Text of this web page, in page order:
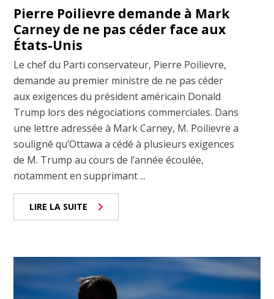
Pierre Poilievre demande à Mark
Carney de ne pas céder face aux
États-Unis
Le chef du Parti conservateur, Pierre Poilievre,
demande au premier ministre de ne pas céder
aux exigences du président américain Donald
Trump lors des négociations commerciales. Dans
une lettre adressée à Mark Carney, M. Poilievre a
souligné qu’Ottawa a cédé à plusieurs exigences
de M. Trump au cours de l’année écoulée,
notamment en supprimant ...
LIRE LA SUITE